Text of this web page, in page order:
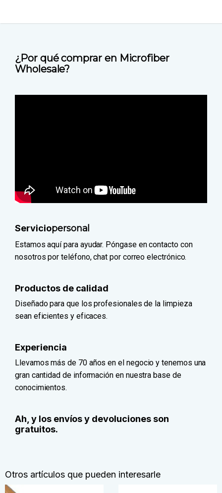
¿Por qué comprar en Microfiber
Wholesale?
Serviciopersonal
Estamos aquí para ayudar. Póngase en contacto con
nosotros por teléfono, chat por correo electrónico.
Productos de calidad
Diseñado para que los profesionales de la limpieza
sean eficientes y eficaces.
Experiencia
Llevamos más de 70 años en el negocio y tenemos una
gran cantidad de información en nuestra base de
conocimientos.
Ah, y los envíos y devoluciones son
gratuitos.
Otros artículos que pueden interesarle